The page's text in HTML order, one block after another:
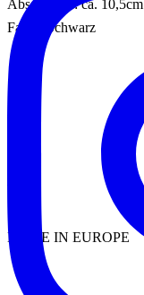
Absatzhöhe: ca. 10,5cm
Farbe: Schwarz
MADE IN EUROPE